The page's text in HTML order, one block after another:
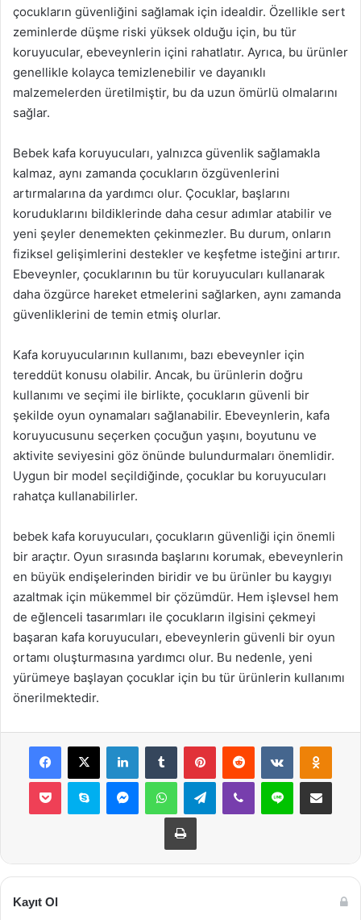
çocukların güvenliğini sağlamak için idealdir. Özellikle sert
zeminlerde düşme riski yüksek olduğu için, bu tür
koruyucular, ebeveynlerin içini rahatlatır. Ayrıca, bu ürünler
genellikle kolayca temizlenebilir ve dayanıklı
malzemelerden üretilmiştir, bu da uzun ömürlü olmalarını
sağlar.
Bebek kafa koruyucuları, yalnızca güvenlik sağlamakla
kalmaz, aynı zamanda çocukların özgüvenlerini
artırmalarına da yardımcı olur. Çocuklar, başlarını
koruduklarını bildiklerinde daha cesur adımlar atabilir ve
yeni şeyler denemekten çekinmezler. Bu durum, onların
fiziksel gelişimlerini destekler ve keşfetme isteğini artırır.
Ebeveynler, çocuklarının bu tür koruyucuları kullanarak
daha özgürce hareket etmelerini sağlarken, aynı zamanda
güvenliklerini de temin etmiş olurlar.
Kafa koruyucularının kullanımı, bazı ebeveynler için
tereddüt konusu olabilir. Ancak, bu ürünlerin doğru
kullanımı ve seçimi ile birlikte, çocukların güvenli bir
şekilde oyun oynamaları sağlanabilir. Ebeveynlerin, kafa
koruyucusunu seçerken çocuğun yaşını, boyutunu ve
aktivite seviyesini göz önünde bulundurmaları önemlidir.
Uygun bir model seçildiğinde, çocuklar bu koruyucuları
rahatça kullanabilirler.
bebek kafa koruyucuları, çocukların güvenliği için önemli
bir araçtır. Oyun sırasında başlarını korumak, ebeveynlerin
en büyük endişelerinden biridir ve bu ürünler bu kaygıyı
azaltmak için mükemmel bir çözümdür. Hem işlevsel hem
de eğlenceli tasarımları ile çocukların ilgisini çekmeyi
başaran kafa koruyucuları, ebeveynlerin güvenli bir oyun
ortamı oluşturmasına yardımcı olur. Bu nedenle, yeni
yürümeye başlayan çocuklar için bu tür ürünlerin kullanımı
önerilmektedir.
Facebook
X LinkedInTumblr PinterestReddit VKontakte
Pocket Skype MessengerWhatsAppTelegramViber Line E-Posta ile
Yazdır
Kayıt Ol